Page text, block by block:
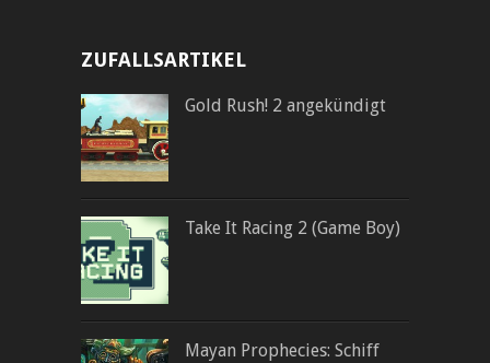
ZUFALLSARTIKEL
Gold Rush! 2 angekündigt
Take It Racing 2 (Game Boy)
Mayan Prophecies: Schiff